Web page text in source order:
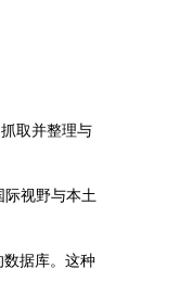
取并整理与
际视野与本土
数据库。这种